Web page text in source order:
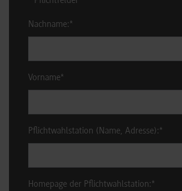
Nachname:*
Vorname*
Pflichtwahlstation (Name, Adresse):*
Homepage der Pflichtwahlstation:*